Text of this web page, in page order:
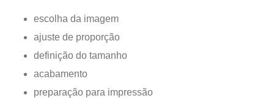
escolha da imagem
ajuste de proporção
definição do tamanho
acabamento
preparação para impressão